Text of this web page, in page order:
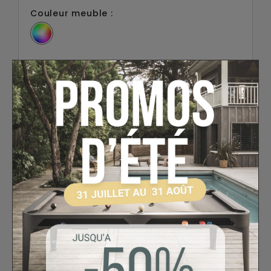
Couleur meuble :
Couleur pieds :
Patins antidérapants :
Non
AJOUTER AU PANIER
EN SAVOIR PLUS FICHE TECHNIQUE
TÉLÉCHARGER PERSONNALISATION
AVIS